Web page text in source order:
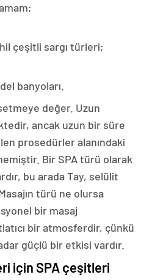
çeşitli sargı türleri;
banyoları.
değer. Uzun
ancak uzun bir süre
prosedürler alanındaki
Bir SPA türü olarak
bu arada Tay, selülit
türü ne olursa
bir masaj
bir atmosferdir, çünkü
güçlü bir etkisi vardır.
için SPA çeşitleri